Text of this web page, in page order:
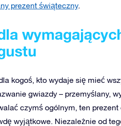
prezent świąteczny.
kogoś, kto wydaje się mieć
gwiazdy – przemyślany,
czymś ogólnym, ten prezent
wyjątkowe. Niezależnie od